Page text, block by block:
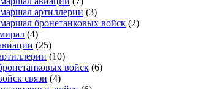
артиллерии (3)
бронетанковых войск (2)
(4)
(25)
(10)
войск (6)
связи (4)